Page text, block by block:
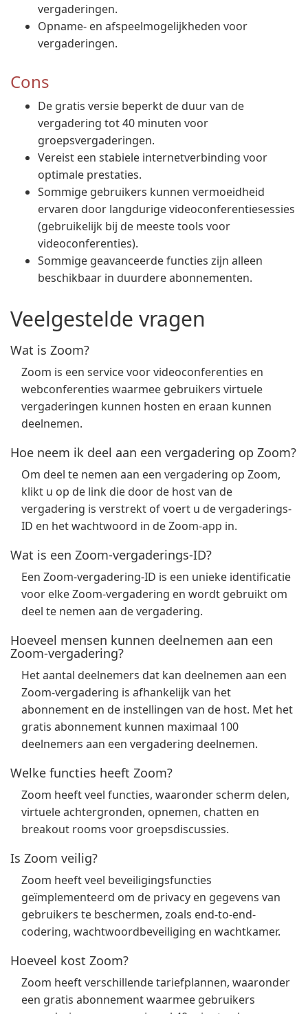
vergaderingen.
Opname- en afspeelmogelijkheden voor
vergaderingen.
Cons
De gratis versie beperkt de duur van de
vergadering tot 40 minuten voor
groepsvergaderingen.
Vereist een stabiele internetverbinding voor
optimale prestaties.
Sommige gebruikers kunnen vermoeidheid
ervaren door langdurige videoconferentiesessies
(gebruikelijk bij de meeste tools voor
videoconferenties).
Sommige geavanceerde functies zijn alleen
beschikbaar in duurdere abonnementen.
Veelgestelde vragen
Wat is Zoom?
Zoom is een service voor videoconferenties en
webconferenties waarmee gebruikers virtuele
vergaderingen kunnen hosten en eraan kunnen
deelnemen.
Hoe neem ik deel aan een vergadering op Zoom?
Om deel te nemen aan een vergadering op Zoom,
klikt u op de link die door de host van de
vergadering is verstrekt of voert u de vergaderings-
ID en het wachtwoord in de Zoom-app in.
Wat is een Zoom-vergaderings-ID?
Een Zoom-vergadering-ID is een unieke identificatie
voor elke Zoom-vergadering en wordt gebruikt om
deel te nemen aan de vergadering.
Hoeveel mensen kunnen deelnemen aan een
Zoom-vergadering?
Het aantal deelnemers dat kan deelnemen aan een
Zoom-vergadering is afhankelijk van het
abonnement en de instellingen van de host. Met het
gratis abonnement kunnen maximaal 100
deelnemers aan een vergadering deelnemen.
Welke functies heeft Zoom?
Zoom heeft veel functies, waaronder scherm delen,
virtuele achtergronden, opnemen, chatten en
breakout rooms voor groepsdiscussies.
Is Zoom veilig?
Zoom heeft veel beveiligingsfuncties
geïmplementeerd om de privacy en gegevens van
gebruikers te beschermen, zoals end-to-end-
codering, wachtwoordbeveiliging en wachtkamer.
Hoeveel kost Zoom?
Zoom heeft verschillende tariefplannen, waaronder
een gratis abonnement waarmee gebruikers